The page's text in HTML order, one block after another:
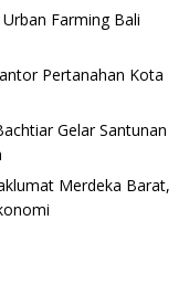
Farming Bali
Pertanahan Kota
Gelar Santunan
Merdeka Barat,